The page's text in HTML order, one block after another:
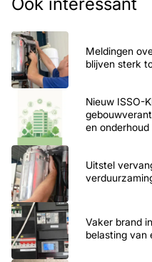
Ook interessant
Meldingen
blijven sterk
Nieuw ISSO-
en onderhoud
Uitstel
Vaker brand
belasting van